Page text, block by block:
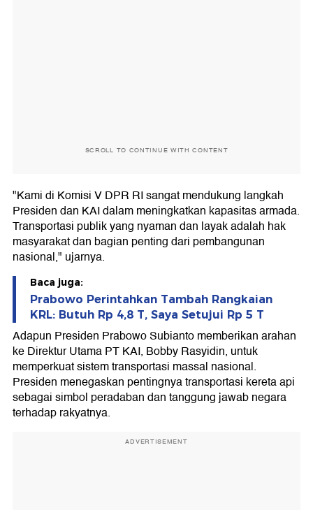
SCROLL TO CONTINUE WITH CONTENT
"Kami di Komisi V DPR RI sangat mendukung langkah
Presiden dan KAI dalam meningkatkan kapasitas armada.
Transportasi publik yang nyaman dan layak adalah hak
masyarakat dan bagian penting dari pembangunan
nasional," ujarnya.
Baca juga:
Prabowo Perintahkan Tambah Rangkaian
KRL: Butuh Rp 4,8 T, Saya Setujui Rp 5 T
Adapun Presiden Prabowo Subianto memberikan arahan
ke Direktur Utama PT KAI, Bobby Rasyidin, untuk
memperkuat sistem transportasi massal nasional.
Presiden menegaskan pentingnya transportasi kereta api
sebagai simbol peradaban dan tanggung jawab negara
terhadap rakyatnya.
ADVERTISEMENT